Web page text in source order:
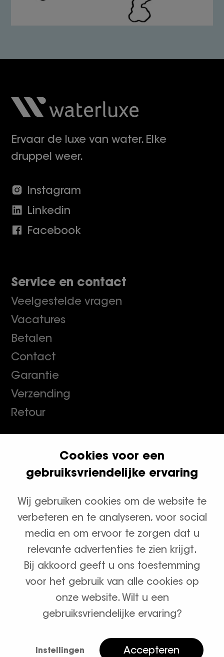
Ervaar de luxe van water. Elke
druppel weer.
Instagram
Linkedin
Facebook
Service en contact
Veelgestelde vragen
Vacatures
Betalen
Contact
Garantie
Verzending
Retour
Klanten geven ons een 9.8
Productcategorieën
Waterontharders
Zout en onderhoud
Algemene voorwaarden Privacybeleid
Cookies voor een
gebruiksvriendelijke ervaring
Wij gebruiken cookies om de website te
verbeteren en te analyseren, voor social
media en om ervoor te zorgen dat u
relevante advertenties te zien krijgt.
Bij akkoord geeft u ons toestemming
voor het gebruik van alle cookies op
onze website. Wilt u een
gebruiksvriendelijke ervaring?
Instellingen Accepteren